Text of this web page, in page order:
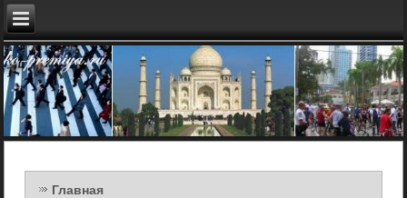
Главная